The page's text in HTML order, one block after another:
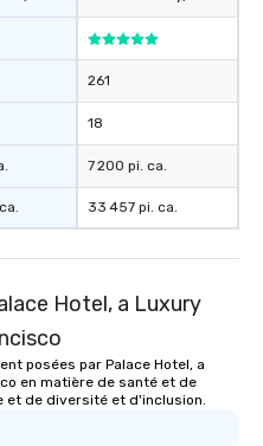
experience, we can
an evening helicopter
glittering lights of The
Memorable
experienced, and all
remember. Our one-
are special, from the
will reminisce about
One of the best
experience is
restaurants are within
261
18
7 200 pi. ca.
33 457 pi. ca.
Hotel, a Luxury
posées par Palace Hotel, a
en matière de santé et de
et de diversité et d'inclusion.